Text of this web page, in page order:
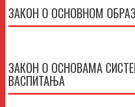
ЗАКОН О ОСНОВНОМ
ЗАКОН О ОСНОВАМА
ВАСПИТАЊА